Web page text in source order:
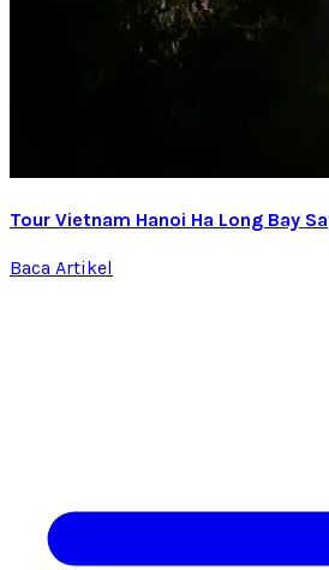
Tour Vietnam Hanoi Ha Long Bay
Baca Artikel